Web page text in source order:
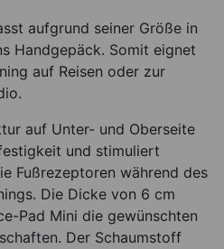
aufgrund seiner Größe in
Handgepäck. Somit eignet
auf Reisen oder zur
auf Unter- und Oberseite
und stimuliert
Fußrezeptoren während des
Die Dicke von 6 cm
Pad Mini die gewünschten
Der Schaumstoff